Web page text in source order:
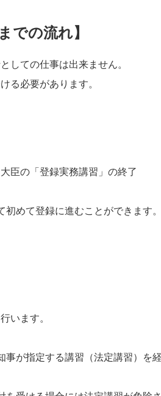
での流れ】
しての仕事は出来ません。
る必要があります。
臣の「登録実務講習」の終了
めて登録に進むことができます。
います。
が指定する講習（法定講習）を